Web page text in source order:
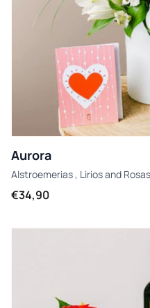
Aurora
Alstroemerias, Liriosand Rosas
€34,90